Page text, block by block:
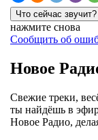
нажмите снова
Сообщить об
Новое
Свежие треки,
ты найдёшь в
Новое Радио,